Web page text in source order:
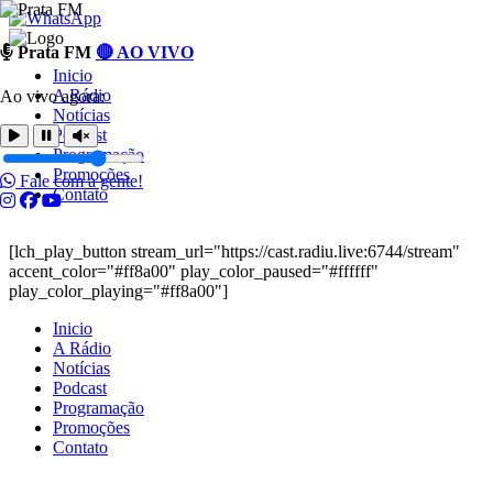
Ir
para
conteúdo
Inicio
A Rádio
Notícias
Podcast
Programação
Promoções
Contato
[lch_play_button stream_url="https://cast.radiu.live:6744/stream"
accent_color="#ff8a00" play_color_paused="#ffffff"
play_color_playing="#ff8a00"]
Inicio
A Rádio
Notícias
Podcast
Programação
Promoções
Contato
Prata FM 🔴 AO VIVO
Ao vivo agora:
Fale com a gente!